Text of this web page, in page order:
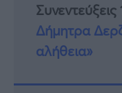
Δήμητρα
αλήθεια»